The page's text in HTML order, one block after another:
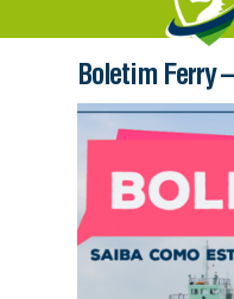
Boletim Ferry